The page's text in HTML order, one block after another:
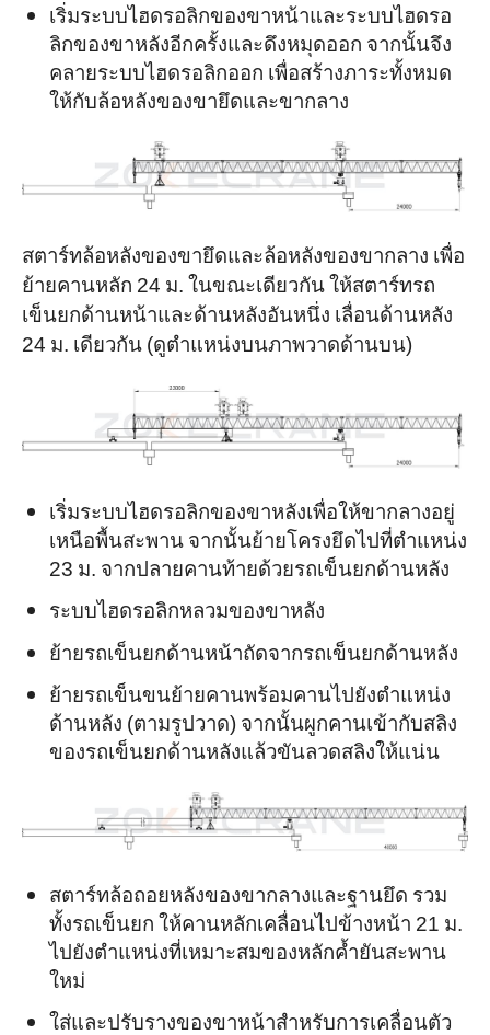
เริ่มระบบไฮดรอลิกของขาหน้าและระบบไฮดรอ
ลิกของขาหลังอีกครั้งและดึงหมุดออก จากนั้นจึง
คลายระบบไฮดรอลิกออก เพื่อสร้างภาระทั้งหมด
ให้กับล้อหลังของขายึดและขากลาง
สตาร์ทล้อหลังของขายึดและล้อหลังของขากลาง เพื่อ
ย้ายคานหลัก 24 ม. ในขณะเดียวกัน ให้สตาร์ทรถ
เข็นยกด้านหน้าและด้านหลังอันหนึ่ง เลื่อนด้านหลัง
24 ม. เดียวกัน (ดูตำแหน่งบนภาพวาดด้านบน)
เริ่มระบบไฮดรอลิกของขาหลังเพื่อให้ขากลางอยู่
เหนือพื้นสะพาน จากนั้นย้ายโครงยึดไปที่ตำแหน่ง
23 ม. จากปลายคานท้ายด้วยรถเข็นยกด้านหลัง
ระบบไฮดรอลิกหลวมของขาหลัง
ย้ายรถเข็นยกด้านหน้าถัดจากรถเข็นยกด้านหลัง
ย้ายรถเข็นขนย้ายคานพร้อมคานไปยังตำแหน่ง
ด้านหลัง (ตามรูปวาด) จากนั้นผูกคานเข้ากับสลิง
ของรถเข็นยกด้านหลังแล้วขันลวดสลิงให้แน่น
สตาร์ทล้อถอยหลังของขากลางและฐานยึด รวม
ทั้งรถเข็นยก ให้คานหลักเคลื่อนไปข้างหน้า 21 ม.
ไปยังตำแหน่งที่เหมาะสมของหลักค้ำยันสะพาน
ใหม่
ใส่และปรับรางของขาหน้าสำหรับการเคลื่อนตัว